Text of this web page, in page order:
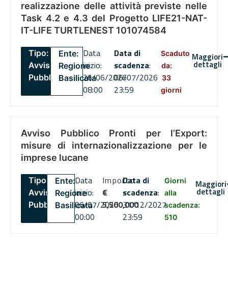
realizzazione delle attività previste nelle
Task 4.2 e 4.3 del Progetto LIFE21-NAT-
IT-LIFE TURTLENEST 101074584
Tipo:
Avviso
Pubblico
Ente:
Regione
Basilicata
Data
inizio:
26/06/2026
08:00
Data di
scadenza:
06/07/2026
23:59
Scaduto
da:
33
giorni
Maggiori
dettagli
Avviso Pubblico Pronti per l’Export:
misure di internazionalizzazione per le
imprese lucane
Tipo:
Avviso
Pubblico
Ente:
Regione
Basilicata
Data
inizio:
06/07/2026
00:00
Importo
€
5,500,000
Data di
scadenza:
31/12/2027
23:59
Giorni
alla
scadenza:
510
Maggiori
dettagli